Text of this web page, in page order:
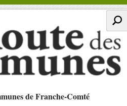
de Franche-Comté